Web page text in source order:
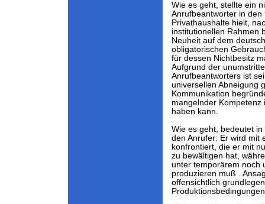
Wie es geht, stellte ein
Anrufbeantworter in
Privathaushalte hielt,
institutionellen Rahmen
Neuheit auf dem
obligatorischen
für dessen Nichtbesitz
Aufgrund der
Anrufbeantworters ist
universellen Abneigung
Kommunikation
mangelnder
haben kann.
Wie es geht, bedeutet
den Anrufer: Er wird mit
konfrontiert, die er mit
zu bewältigen hat,
unter temporärem noch
produzieren muß .
offensichtlich